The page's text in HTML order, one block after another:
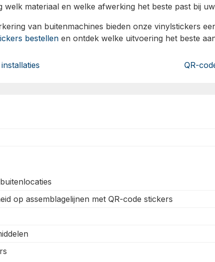
welk materiaal en welke afwerking het beste past bij
van buitenmachines bieden onze vinylstickers
bestellen en ontdek welke uitvoering het beste
QR-
op assemblagelijnen met QR-code stickers